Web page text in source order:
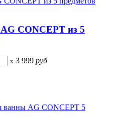
CONCEPT из 5
x 3 999 руб